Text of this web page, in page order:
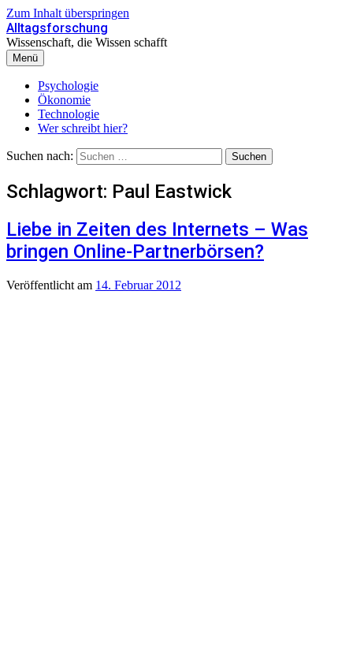
Zum Inhalt überspringen
Alltagsforschung
Wissenschaft, die Wissen schafft
Menü
Psychologie
Ökonomie
Technologie
Wer schreibt hier?
Suchen nach:
Schlagwort: Paul Eastwick
Liebe in Zeiten des Internets – Was
bringen Online-Partnerbörsen?
Veröffentlicht am 14. Februar 2012